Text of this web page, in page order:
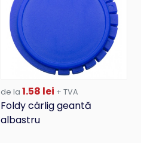
de la 1.58 lei + TVA
Foldy cârlig geantă
albastru